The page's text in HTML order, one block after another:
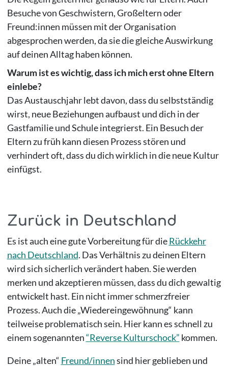
Besuche von Geschwistern, Großeltern oder
Freund:innen müssen mit der Organisation
abgesprochen werden, da sie die gleiche Auswirkung
auf deinen Alltag haben können.
Warum ist es wichtig, dass ich mich erst ohne Eltern
einlebe?
Das Austauschjahr lebt davon, dass du selbstständig
wirst, neue Beziehungen aufbaust und dich in der
Gastfamilie und Schule integrierst. Ein Besuch der
Eltern zu früh kann diesen Prozess stören und
verhindert oft, dass du dich wirklich in die neue Kultur
einfügst.
Zurück in Deutschland
Es ist auch eine gute Vorbereitung für dieRückkehr
nach Deutschland. Das Verhältnis zu deinen Eltern
wird sich sicherlich verändert haben. Sie werden
merken und akzeptieren müssen, dass du dich gewaltig
entwickelt hast. Ein nicht immer schmerzfreier
Prozess. Auch die „Wiedereingewöhnung“ kann
teilweise problematisch sein. Hier kann es schnell zu
einem sogenannten“Reverse Kulturschock” kommen.
Deine „alten“ Freund/innensind hier geblieben und